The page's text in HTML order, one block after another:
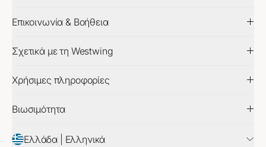
Επικοινωνία & Βοήθεια
Σχετικά με τη Westwing
Χρήσιμες πληροφορίες
Βιωσιμότητα
Ελλάδα | Ελληνικά